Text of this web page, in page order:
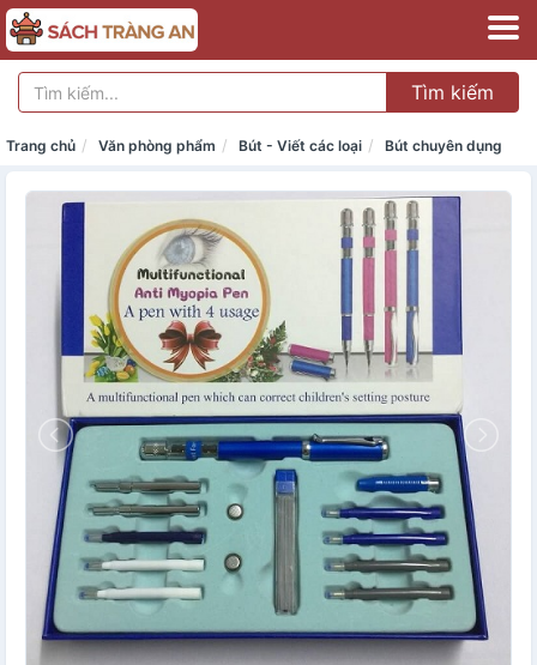
Tìm kiếm
Trang chủ Văn phòng phẩm Bút - Viết các loại Bút chuyên dụng